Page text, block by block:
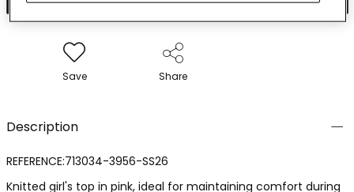
Save Share
Description
REFERENCE:713034-3956-SS26
Knitted girl's top in pink, ideal for maintaining comfort during